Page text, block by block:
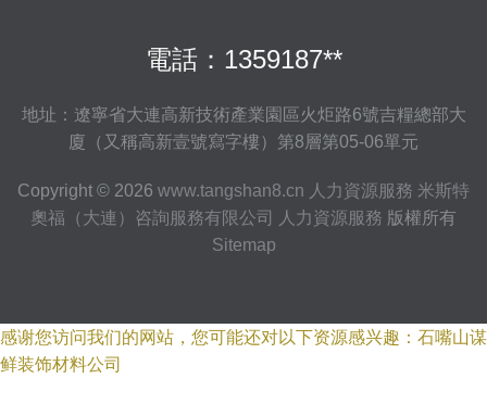
電話：1359187**
地址：遼寧省大連高新技術產業園區火炬路6號吉糧總部大
廈（又稱高新壹號寫字樓）第8層第05-06單元
Copyright © 2026 www.tangshan8.cn 人力資源服務 米斯特
奧福（大連）咨詢服務有限公司
人力資源服務 版權所有
Sitemap
感谢您访问我们的网站，您可能还对以下资源感兴趣：石嘴山谋
鲜装饰材料公司